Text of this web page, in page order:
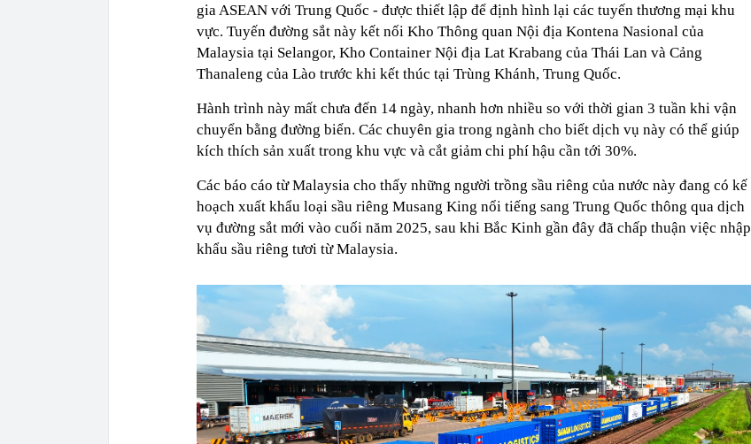
gia ASEAN với Trung Quốc - được thiết lập để định hình lại các tuyến thương mại khu
vực. Tuyến đường sắt này kết nối Kho Thông quan Nội địa Kontena Nasional của
Malaysia tại Selangor, Kho Container Nội địa Lat Krabang của Thái Lan và Cảng
Thanaleng của Lào trước khi kết thúc tại Trùng Khánh, Trung Quốc.
Hành trình này mất chưa đến 14 ngày, nhanh hơn nhiều so với thời gian 3 tuần khi vận
chuyển bằng đường biển. Các chuyên gia trong ngành cho biết dịch vụ này có thể giúp
kích thích sản xuất trong khu vực và cắt giảm chi phí hậu cần tới 30%.
Các báo cáo từ Malaysia cho thấy những người trồng sầu riêng của nước này đang có kế
hoạch xuất khẩu loại sầu riêng Musang King nổi tiếng sang Trung Quốc thông qua dịch
vụ đường sắt mới vào cuối năm 2025, sau khi Bắc Kinh gần đây đã chấp thuận việc nhập
khẩu sầu riêng tươi từ Malaysia.